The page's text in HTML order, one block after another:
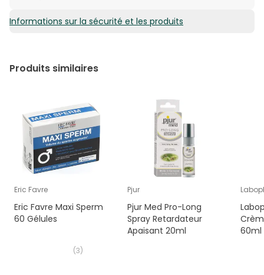
6,47€ / 100 ml
Informations sur la sécurité et les produits
Produits similaires
Eric Favre
Eric Favre Maxi Sperm
60 Gélules
(3)
Pjur
Pjur Med Pro-Long
Spray Retardateur
Apaisant 20ml
60ml